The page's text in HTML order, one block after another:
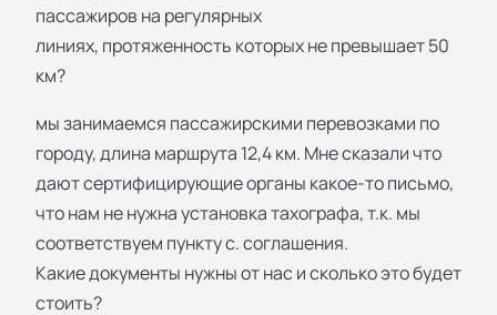
пассажиров на регулярных
линиях, протяженность которых не превышает 50
км?
мы занимаемся пассажирскими перевозками по
городу, длина маршрута 12,4 км. Мне сказали что
дают сертифицирующие органы какое-то письмо,
что нам не нужна установка тахографа, т.к. мы
соответствуем пункту с. соглашения.
Какие документы нужны от нас и сколько это будет
стоить?